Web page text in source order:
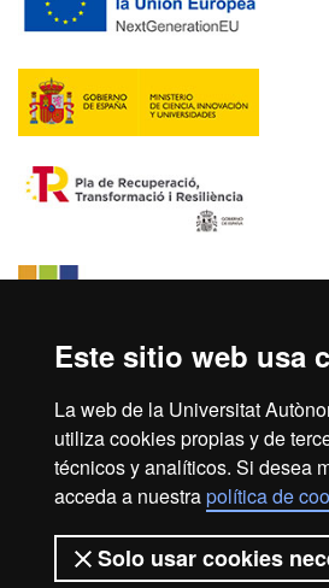
Este sitio web usa
La web de la Universitat
utiliza cookies propias y de
técnicos y analíticos. Si desea
acceda a nuestrapolítica de
Solo usar cookies
Sobre el web